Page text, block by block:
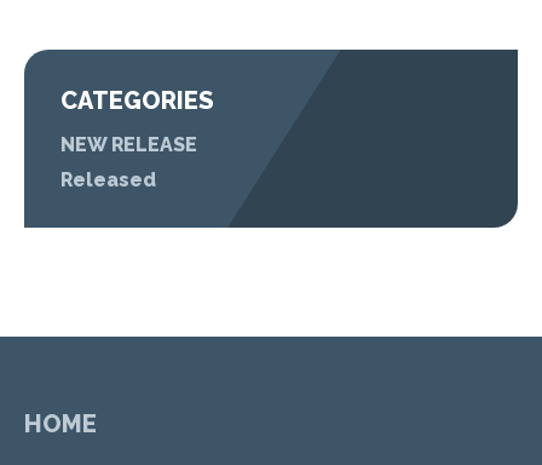
CATEGORIES
NEW RELEASE
Released
HOME